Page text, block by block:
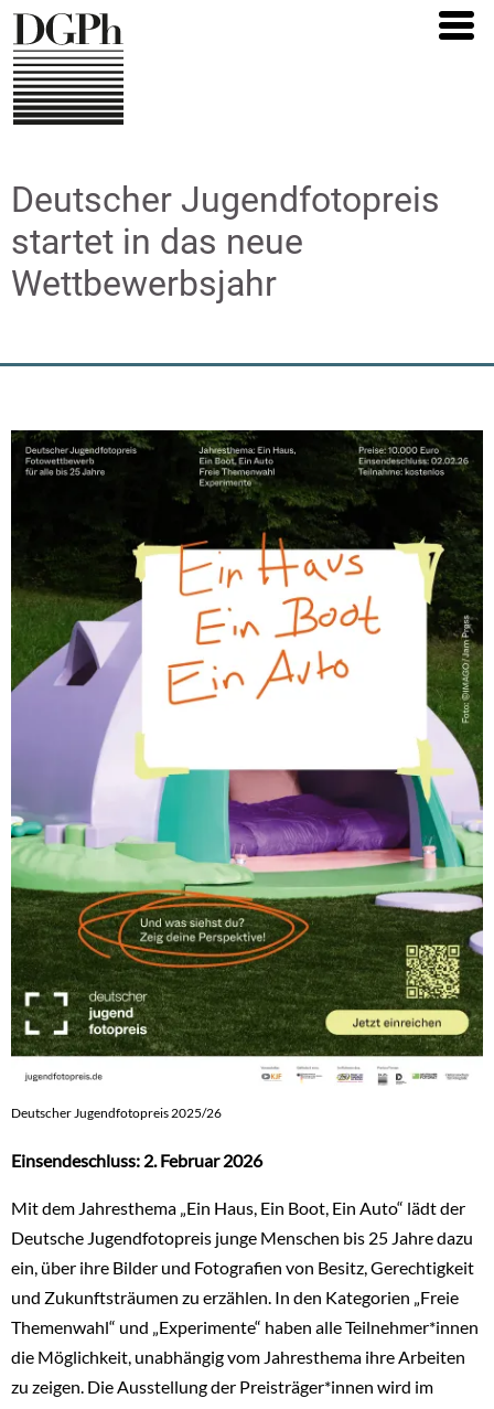
Direkt
zum
Inhalt
Deutscher Jugendfotopreis
startet in das neue
Wettbewerbsjahr
Deutscher Jugendfotopreis 2025/26
Einsendeschluss: 2. Februar 2026
Mit dem Jahresthema „Ein Haus, Ein Boot, Ein Auto“ lädt der
Deutsche Jugendfotopreis junge Menschen bis 25 Jahre dazu
ein, über ihre Bilder und Fotografien von Besitz, Gerechtigkeit
und Zukunftsträumen zu erzählen. In den Kategorien „Freie
Themenwahl“ und „Experimente“ haben alle Teilnehmer*innen
die Möglichkeit, unabhängig vom Jahresthema ihre Arbeiten
zu zeigen. Die Ausstellung der Preisträger*innen wird im